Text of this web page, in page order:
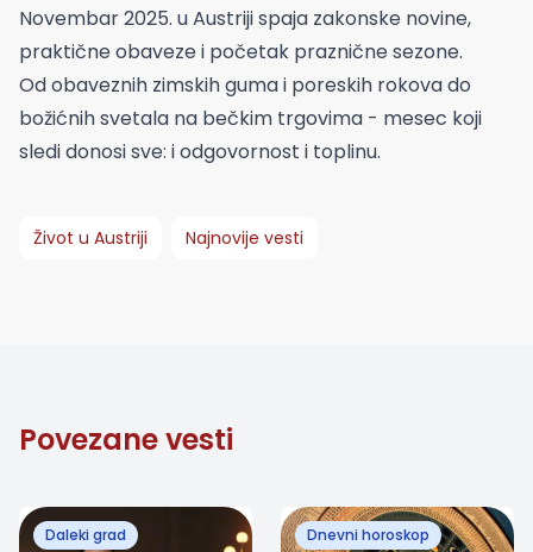
Novembar 2025. u Austriji spaja zakonske novine,
praktične obaveze i početak praznične sezone.
Od obaveznih zimskih guma i poreskih rokova do
božićnih svetala na bečkim trgovima - mesec koji
sledi donosi sve: i odgovornost i toplinu.
Život u Austriji Najnovije vesti
Povezane vesti
Daleki grad Dnevni horoskop